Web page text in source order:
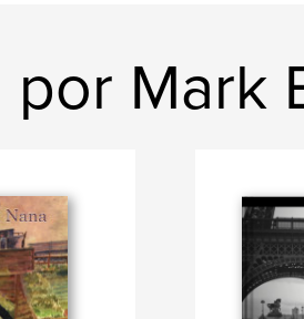
por Mark